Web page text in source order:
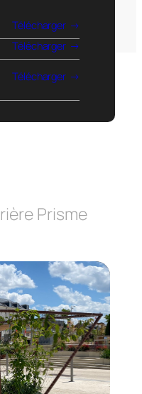
Télécharger
Télécharger
Télécharger
Prisme